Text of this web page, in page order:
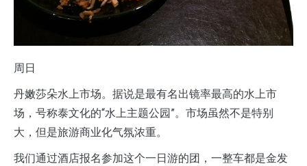
周日
丹嫩莎朵水上市场。据说是最有名出镜率最高的水上市
场，号称泰文化的“水上主题公园”。市场虽然不是特别
大，但是旅游商业化气氛浓重。
我们通过酒店报名参加这个一日游的团，一整车都是金发